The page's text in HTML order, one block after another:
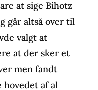
at sige Bihotz
går altså over til
valgt at
at der sker et
men fandt
hovedet af al